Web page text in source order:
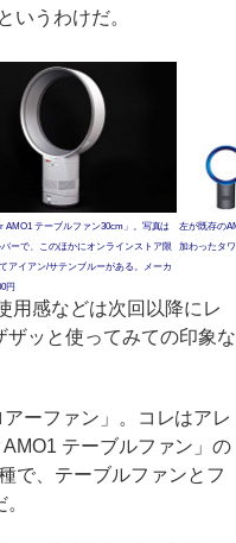
いうわけだ。
AMO1 テーブルファン30cm」。写真は
ーで、このほかにオンラインストア限
アイアン/サテンブルーがある。メーカ
円
左が既存の
加わったタ
用感などは次回以降にレ
ッと使ってみての印象な
ーファン」。コレはアレ
テーブルファン」の
で、テーブルファンとフ